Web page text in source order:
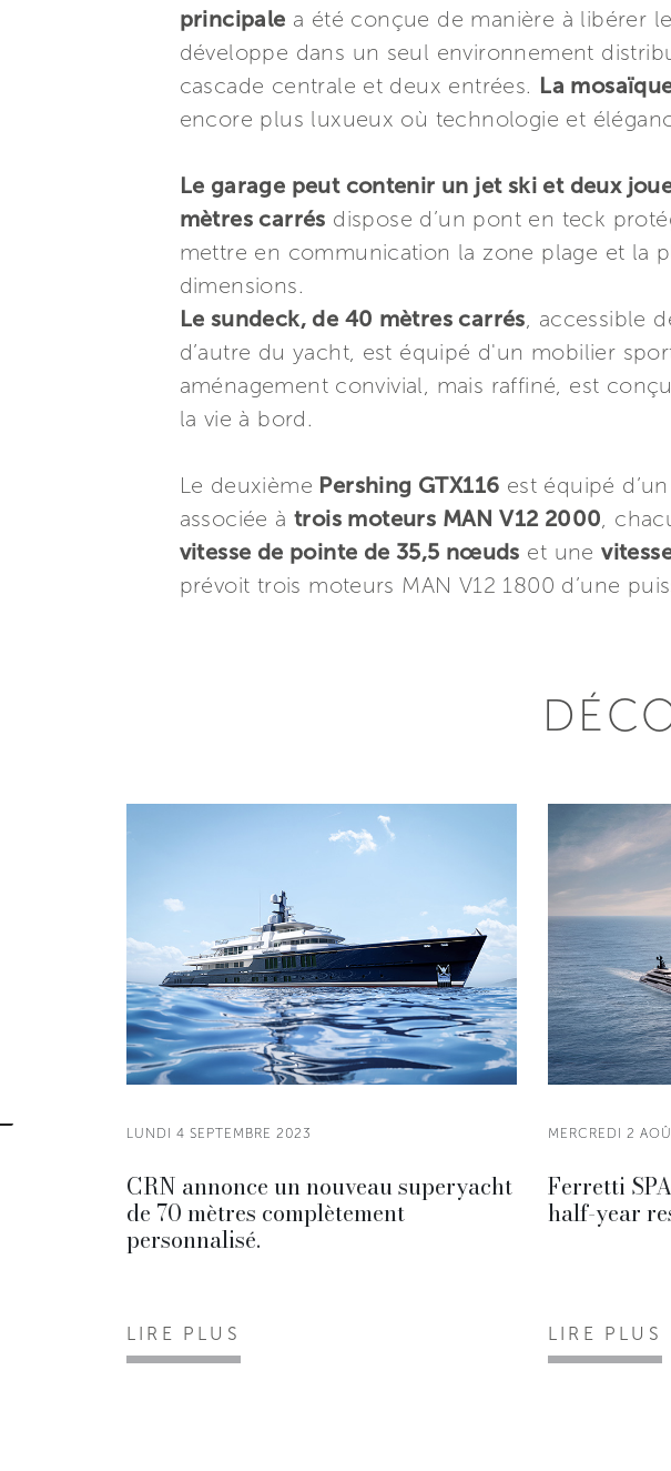
principale a été conçue de manière à libérer
développe dans un seul environnement
cascade centrale et deux entrées. La
encore plus luxueux où technologie et
Le garage peut contenir un jet ski et deux
mètres carrés dispose d’un pont en teck
mettre en communication la zone plage et la
dimensions.
Le sundeck, de 40 mètres carrés, accessible
d’autre du yacht, est équipé d'un mobilier
aménagement convivial, mais raffiné, est
la vie à bord.
Le deuxième Pershing GTX116 est équipé
associée à trois moteurs MAN V12 2000,
vitesse de pointe de 35,5 nœuds et une
prévoit trois moteurs MAN V12 1800 d’une
LUNDI 4 SEPTEMBRE 2023
CRN annonce un nouveau superyacht
de 70 mètres complètement
personnalisé.
LIRE PLUS
MERCREDI 2
Ferretti
half-year
LIRE PLUS